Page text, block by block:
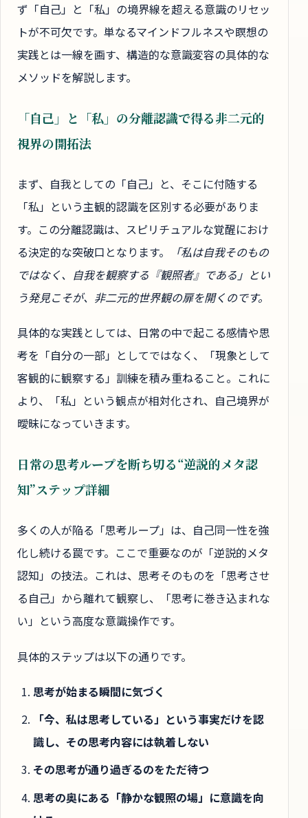
ず「自己」と「私」の境界線を超える意識のリセッ
トが不可欠です。単なるマインドフルネスや瞑想の
実践とは一線を画す、構造的な意識変容の具体的な
メソッドを解説します。
「自己」と「私」の分離認識で得る非二元的
視界の開拓法
まず、自我としての「自己」と、そこに付随する
「私」という主観的認識を区別する必要がありま
す。この分離認識は、スピリチュアルな覚醒におけ
る決定的な突破口となります。
「私は自我そのもの
ではなく、自我を観察する『観照者』である」とい
う発見こそが、非二元的世界観の扉を開くのです。
具体的な実践としては、日常の中で起こる感情や思
考を「自分の一部」としてではなく、「現象として
客観的に観察する」訓練を積み重ねること。これに
より、「私」という観点が相対化され、自己境界が
曖昧になっていきます。
日常の思考ループを断ち切る“逆説的メタ認
知”ステップ詳細
多くの人が陥る「思考ループ」は、自己同一性を強
化し続ける罠です。ここで重要なのが「逆説的メタ
認知」の技法。これは、思考そのものを「思考させ
る自己」から離れて観察し、「思考に巻き込まれな
い」という高度な意識操作です。
具体的ステップは以下の通りです。
思考が始まる瞬間に気づく
「今、私は思考している」という事実だけを認
識し、その思考内容には執着しない
その思考が通り過ぎるのをただ待つ
思考の奥にある「静かな観照の場」に意識を向